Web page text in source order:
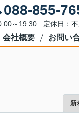
088-855-
～19:30 定休日：不
会社概要 お問い